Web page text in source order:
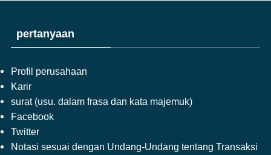
pertanyaan
Profil perusahaan
Karir
surat (usu. dalam frasa dan kata majemuk)
Facebook
Twitter
Notasi sesuai dengan Undang-Undang tentang Transaksi